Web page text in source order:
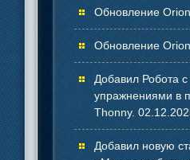
Обновление
Обновление
Добавил Робота
упражнениями в
Thonny.
Добавил новую